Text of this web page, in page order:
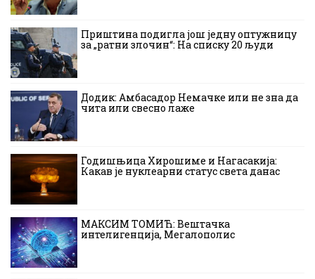
Приштина подигла још једну оптужницу
за „ратни злочин“: На списку 20 људи
Додик: Амбасадор Немачке или не зна да
чита или свесно лаже
Годишњица Хирошиме и Нагасакија:
Какав је нуклеарни статус света данас
МАКСИМ ТОМИЋ: Вештачка
интелигенција, Мегалополис